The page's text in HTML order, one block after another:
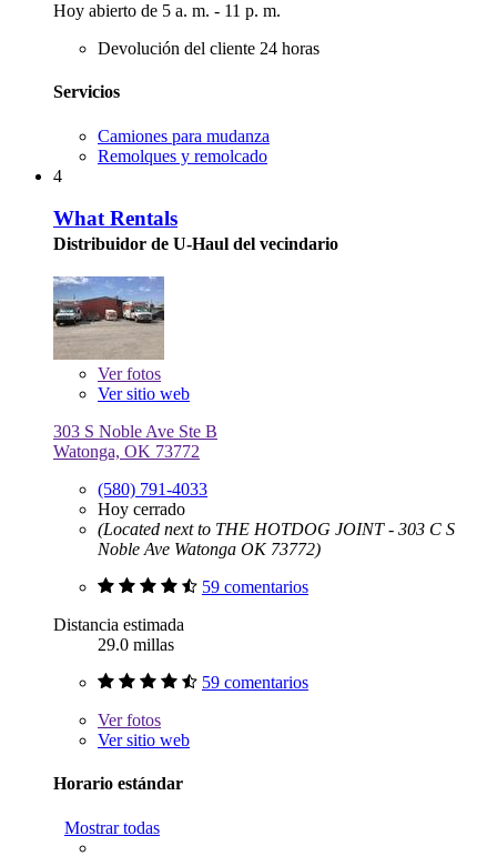
Hoy abierto de 5 a. m. - 11 p. m.
Devolución del cliente 24 horas
Servicios
Camiones para mudanza
Remolques y remolcado
4
What Rentals
Distribuidor de U-Haul del vecindario
Verfotos
Ver sitio web
303 S Noble Ave Ste B
Watonga, OK 73772
(580) 791-4033
Hoy cerrado
(Located next to THE HOTDOG JOINT - 303 C S
Noble Ave Watonga OK 73772)
59 comentarios
Distancia estimada
29.0 millas
59 comentarios
Verfotos
Ver sitio web
Horario estándar
Mostrar todas